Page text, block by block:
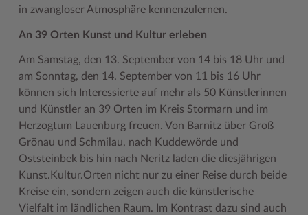
Ukrainehilfe
Woche der Seelischen Gesundheit
#MeinStormarn
Karrieretag
Was ist ein Kreis?
Zahlen, Daten, Fakten
in zwangloser Atmosphäre kennenzulernen.
An 39 Orten Kunst und Kultur erleben
Am Samstag, den 13. September von 14 bis 18 Uhr und
am Sonntag, den 14. September von 11 bis 16 Uhr
können sich Interessierte auf mehr als 50 Künstlerinnen
und Künstler an 39 Orten im Kreis Stormarn und im
Herzogtum Lauenburg freuen. Von Barnitz über Groß
Grönau und Schmilau, nach Kuddewörde und
Oststeinbek bis hin nach Neritz laden die diesjährigen
Kunst.Kultur.Orten nicht nur zu einer Reise durch beide
Kreise ein, sondern zeigen auch die künstlerische
Vielfalt im ländlichen Raum. Im Kontrast dazu sind auch